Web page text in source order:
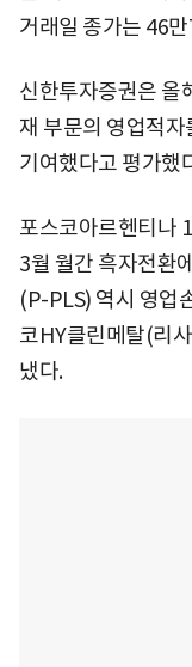
거래일 종가는 46
신한투자증권은 올
재 부문의 영업적자
기여했다고 평가했
포스코아르헨티나
3월 월간 흑자전환
(P-PLS) 역시 영업
코HY클린메탈(리
냈다.